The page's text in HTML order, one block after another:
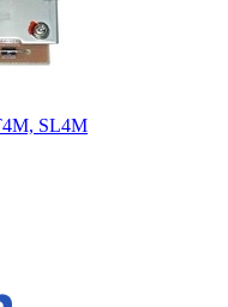
SL4M